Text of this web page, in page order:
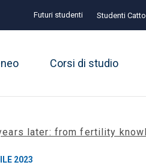
Futuri studenti Studenti
Corsi di studio
later: from fertility
2023